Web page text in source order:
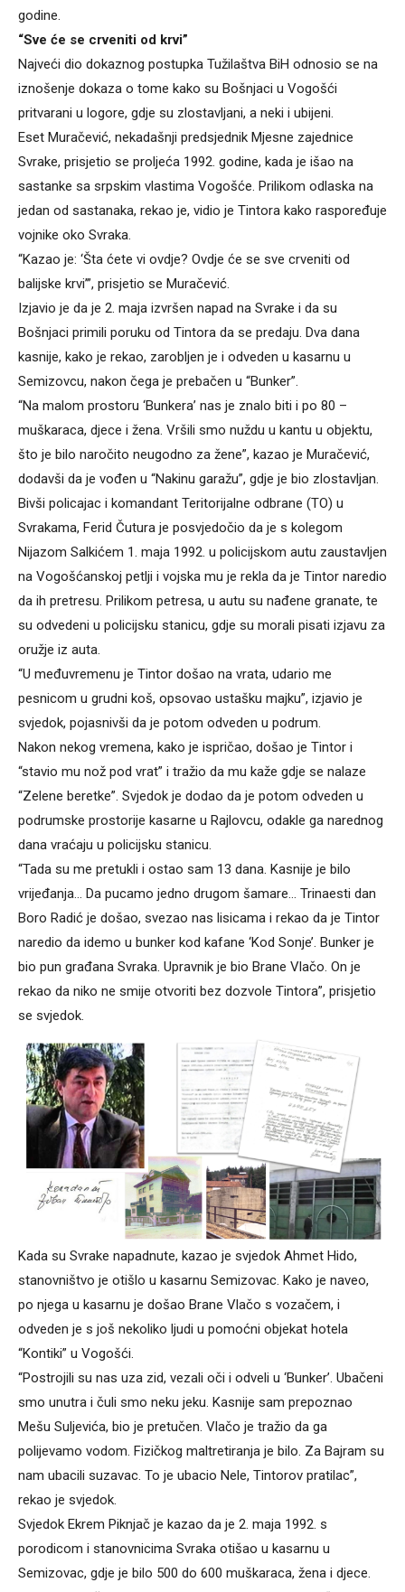
godine.
“Sve će se crveniti od krvi”
Najveći dio dokaznog postupka Tužilaštva BiH odnosio se na
iznošenje dokaza o tome kako su Bošnjaci u Vogošći
pritvarani u logore, gdje su zlostavljani, a neki i ubijeni.
Eset Muračević, nekadašnji predsjednik Mjesne zajednice
Svrake, prisjetio se proljeća 1992. godine, kada je išao na
sastanke sa srpskim vlastima Vogošće. Prilikom odlaska na
jedan od sastanaka, rekao je, vidio je Tintora kako raspoređuje
vojnike oko Svraka.
“Kazao je: ‘Šta ćete vi ovdje? Ovdje će se sve crveniti od
balijske krvi’”, prisjetio se Muračević.
Izjavio je da je 2. maja izvršen napad na Svrake i da su
Bošnjaci primili poruku od Tintora da se predaju. Dva dana
kasnije, kako je rekao, zarobljen je i odveden u kasarnu u
Semizovcu, nakon čega je prebačen u “Bunker”.
“Na malom prostoru ‘Bunkera’ nas je znalo biti i po 80 –
muškaraca, djece i žena. Vršili smo nuždu u kantu u objektu,
što je bilo naročito neugodno za žene”, kazao je Muračević,
dodavši da je vođen u “Nakinu garažu”, gdje je bio zlostavljan.
Bivši policajac i komandant Teritorijalne odbrane (TO) u
Svrakama, Ferid Čutura je posvjedočio da je s kolegom
Nijazom Salkićem 1. maja 1992. u policijskom autu zaustavljen
na Vogošćanskoj petlji i vojska mu je rekla da je Tintor naredio
da ih pretresu. Prilikom petresa, u autu su nađene granate, te
su odvedeni u policijsku stanicu, gdje su morali pisati izjavu za
oružje iz auta.
“U međuvremenu je Tintor došao na vrata, udario me
pesnicom u grudni koš, opsovao ustašku majku”, izjavio je
svjedok, pojasnivši da je potom odveden u podrum.
Nakon nekog vremena, kako je ispričao, došao je Tintor i
“stavio mu nož pod vrat” i tražio da mu kaže gdje se nalaze
“Zelene beretke”. Svjedok je dodao da je potom odveden u
podrumske prostorije kasarne u Rajlovcu, odakle ga narednog
dana vraćaju u policijsku stanicu.
“Tada su me pretukli i ostao sam 13 dana. Kasnije je bilo
vrijeđanja… Da pucamo jedno drugom šamare… Trinaesti dan
Boro Radić je došao, svezao nas lisicama i rekao da je Tintor
naredio da idemo u bunker kod kafane ‘Kod Sonje’. Bunker je
bio pun građana Svraka. Upravnik je bio Brane Vlačo. On je
rekao da niko ne smije otvoriti bez dozvole Tintora”, prisjetio
se svjedok.
Kada su Svrake napadnute, kazao je svjedok Ahmet Hido,
stanovništvo je otišlo u kasarnu Semizovac. Kako je naveo,
po njega u kasarnu je došao Brane Vlačo s vozačem, i
odveden je s još nekoliko ljudi u pomoćni objekat hotela
“Kontiki” u Vogošći.
“Postrojili su nas uza zid, vezali oči i odveli u ‘Bunker’. Ubačeni
smo unutra i čuli smo neku jeku. Kasnije sam prepoznao
Mešu Suljevića, bio je pretučen. Vlačo je tražio da ga
polijevamo vodom. Fizičkog maltretiranja je bilo. Za Bajram su
nam ubacili suzavac. To je ubacio Nele, Tintorov pratilac”,
rekao je svjedok.
Svjedok Ekrem Piknjač je kazao da je 2. maja 1992. s
porodicom i stanovnicima Svraka otišao u kasarnu u
Semizovac, gdje je bilo 500 do 600 muškaraca, žena i djece.